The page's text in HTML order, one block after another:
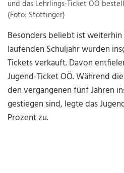
und das Lehrlings-Ticket OÖ
(Foto: Stöttinger)
Besonders beliebt ist weiterhin
laufenden Schuljahr wurden
Tickets verkauft. Davon
Jugend-Ticket OÖ. Während
den vergangenen fünf Jahren
gestiegen sind, legte das
Prozent zu.